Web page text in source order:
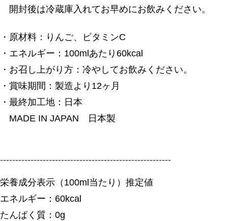
開封後は冷蔵庫入れてお早めにお飲みください。
・原材料：りんご、ビタミンC
・エネルギー：100mlあたり60kcal
・お召し上がり方：冷やしてお飲みください。
・賞味期間：製造より12ヶ月
・最終加工地：日本
MADE IN JAPAN 日本製
--------------------------------------------------------
栄養成分表示（100ml当たり）推定値
エネルギー：60kcal
たんぱく質：0g